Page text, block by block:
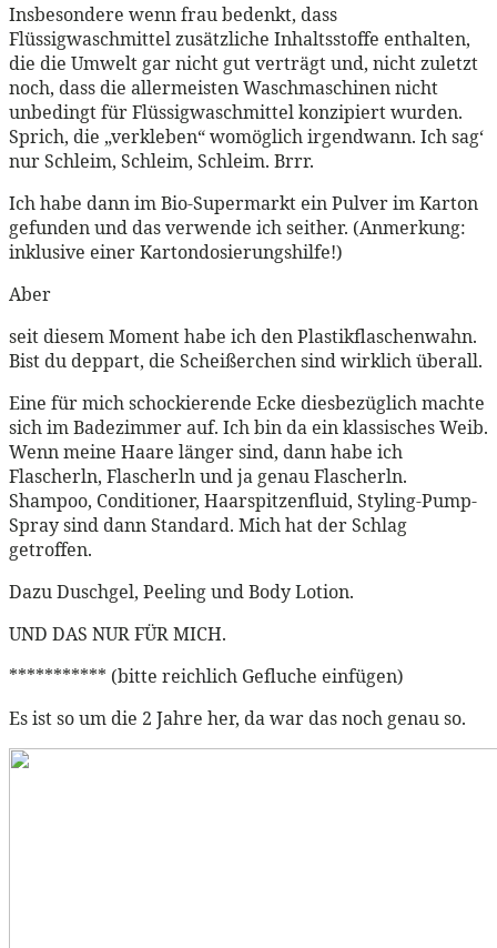
Insbesondere wenn frau bedenkt, dass
Flüssigwaschmittel zusätzliche Inhaltsstoffe enthalten,
die die Umwelt gar nicht gut verträgt und, nicht zuletzt
noch, dass die allermeisten Waschmaschinen nicht
unbedingt für Flüssigwaschmittel konzipiert wurden.
Sprich, die „verkleben“ womöglich irgendwann. Ich sag‘
nur Schleim, Schleim, Schleim. Brrr.
Ich habe dann im Bio-Supermarkt ein Pulver im Karton
gefunden und das verwende ich seither. (Anmerkung:
inklusive einer Kartondosierungshilfe!)
Aber
seit diesem Moment habe ich den Plastikflaschenwahn.
Bist du deppart, die Scheißerchen sind wirklich überall.
Eine für mich schockierende Ecke diesbezüglich machte
sich im Badezimmer auf. Ich bin da ein klassisches Weib.
Wenn meine Haare länger sind, dann habe ich
Flascherln, Flascherln und ja genau Flascherln.
Shampoo, Conditioner, Haarspitzenfluid, Styling-Pump-
Spray sind dann Standard. Mich hat der Schlag
getroffen.
Dazu Duschgel, Peeling und Body Lotion.
UND DAS NUR FÜR MICH.
*********** (bitte reichlich Gefluche einfügen)
Es ist so um die 2 Jahre her, da war das noch genau so.